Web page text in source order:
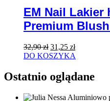
Lakier
hybrydowy
Premium
Blush
EM Nail Lakier
Premium
32,90zł Pierwotna
cena
32,90 zł.
31,25 złAktualna
31,25 zł.
DO KOSZYKA
Ostatnio oglądane